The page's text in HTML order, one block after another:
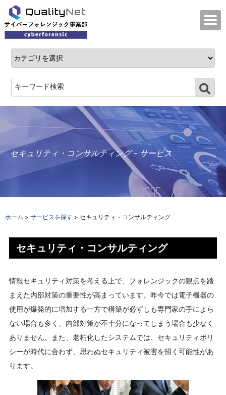
QualityNet サイバーフォレンジック事業
セキュリティ・コンサルティング - サービス
ホーム > サービスを探す > セキュリティ・コンサルティング
セキュリティ・コンサルティング
情報セキュリティ対策を考える上で、フォレンジックの観点を踏
まえた内部対策の重要性が高まっています。昨今では電子機器の
使用が爆発的に増加する一方で構築が必ずしも専門家の手によら
ない場合も多く、内部対策が不十分になってしまう場合も少なく
ありません。また、老朽化したシステムでは、セキュリティポリ
シーが時代に合わず、思わぬセキュリティ被害を招く可能性があ
ります。